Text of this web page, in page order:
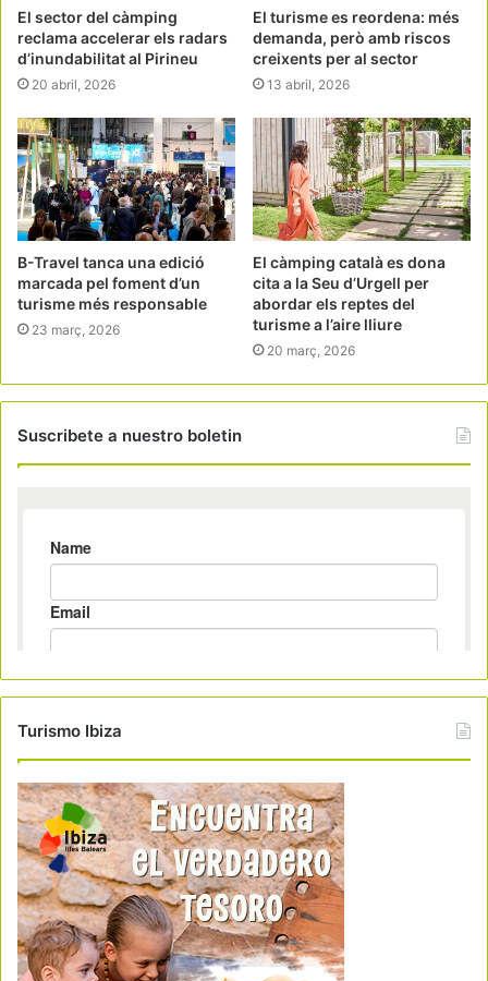
El sector del càmping
reclama accelerar els radars
d’inundabilitat al Pirineu
20 abril, 2026
El turisme es reordena: més
demanda, però amb riscos
creixents per al sector
13 abril, 2026
B-Travel tanca una edició
marcada pel foment d’un
turisme més responsable
23 març, 2026
El càmping català es dona
cita a la Seu d’Urgell per
abordar els reptes del
turisme a l’aire lliure
20 març, 2026
Suscribete a nuestro boletin
Turismo Ibiza